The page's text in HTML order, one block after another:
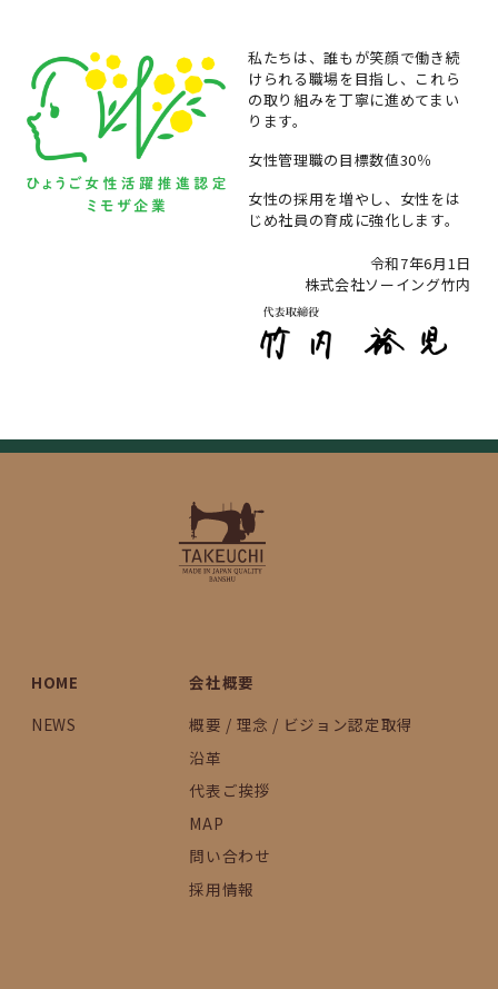
私たちは、誰もが笑顔で働き続
けられる職場を目指し、これら
の取り組みを丁寧に進めてまい
ります。
女性管理職の目標数値30％
女性の採用を増やし、女性をは
じめ社員の育成に強化します。
令和7年6月1日
株式会社ソーイング竹内
HOME
NEWS
会社概要
概要 / 理念 / ビジョン認定取得
沿革
代表ご挨拶
MAP
問い合わせ
採用情報